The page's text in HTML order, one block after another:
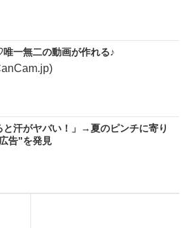
一無二の動画が作れる♪
と汗がヤバい！」→夏のピンチに寄り
告”を発見